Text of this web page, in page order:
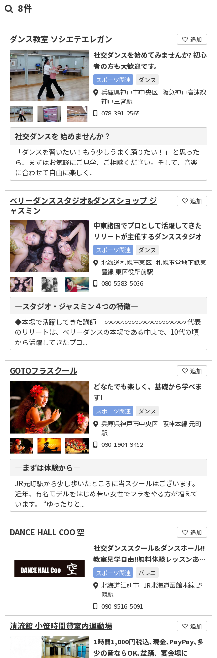
8件
ダンス教室 ソシエテエレガン 追加
社交ダンスを始めてみませんか? 初心
者の方も大歓迎です。
スポーツ関連 ダンス
兵庫県神戸市中央区 阪急神戸高速線
神戸三宮駅
078-391-2565
社交ダンスを 始めませんか？
「ダンスを習いたい！もう少しうまく踊りたい！」 と思った
ら、まずはお気軽にご見学、ご相談ください。そして、音楽
に合わせて自由に楽しく...
ベリーダンススタジオ&ダンスショップ ジ
ャスミン
追加
中東諸国でプロとして活躍してきた
リリートが主催するダンススタジオ
スポーツ関連 ダンス
北海道札幌市東区 札幌市営地下鉄東
豊線 東区役所前駅
080-5583-5036
―スタジオ・ジャスミン４つの特徴―
◆本場で活躍してきた講師 ∽∽∽∽∽∽∽∽∽∽∽∽ 代表
のリリートは、ベリーダンスの本場である中東で、10代の頃
から活躍してきたプロ...
GOTOフラスクール 追加
どなたでも楽しく、基礎から学べま
す!
スポーツ関連 ダンス
兵庫県神戸市中央区 阪神本線 元町
駅
090-1904-9452
―まずは体験から―
JR元町駅から少し歩いたところに当スクールはございます。
近年、有名モデルをはじめ若い女性でフラをやる方が増えて
います。 “ゆったりと...
DANCE HALL COO 空 追加
社交ダンススクール&ダンスホール!!
教室見学自由!!無料体験レッスンあ
り!!
スポーツ関連 バレエ
北海道江別市 JR北海道函館本線 野
幌駅
090-9516-5091
清流館 小笹時間貸室内運動場 追加
1時間1,000円税込､現金､PayPay､多
少の音ならOK､盆踊、宴会場に